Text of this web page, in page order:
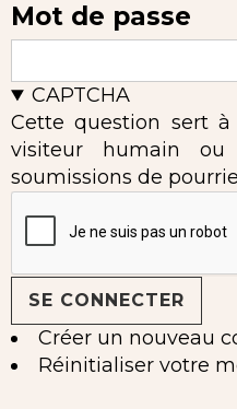
Mot de passe
CAPTCHA
Cette question sert
visiteur humain
soumissions de
Créer un nouveau
Réinitialiser votre